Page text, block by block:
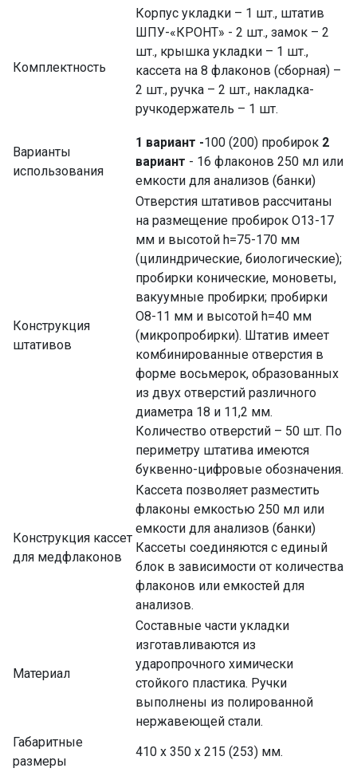
Комплектность
Корпус укладки – 1 шт., штатив
ШПУ-«КРОНТ» - 2 шт., замок – 2
шт., крышка укладки – 1 шт.,
кассета на 8 флаконов (сборная) –
2 шт., ручка – 2 шт., накладка-
ручкодержатель – 1 шт.
Варианты
использования
1 вариант -100 (200) пробирок 2
вариант - 16 флаконов 250 мл или
емкости для анализов (банки)
Конструкция
штативов
Отверстия штативов рассчитаны
на размещение пробирок O13-17
мм и высотой h=75-170 мм
(цилиндрические, биологические);
пробирки конические, моноветы,
вакуумные пробирки; пробирки
O8-11 мм и высотой h=40 мм
(микропробирки). Штатив имеет
комбинированные отверстия в
форме восьмерок, образованных
из двух отверстий различного
диаметра 18 и 11,2 мм.
Количество отверстий – 50 шт. По
периметру штатива имеются
буквенно-цифровые обозначения.
Конструкция кассет
для медфлаконов
Кассета позволяет разместить
флаконы емкостью 250 мл или
емкости для анализов (банки)
Кассеты соединяются с единый
блок в зависимости от количества
флаконов или емкостей для
анализов.
Материал
Составные части укладки
изготавливаются из
ударопрочного химически
стойкого пластика. Ручки
выполнены из полированной
нержавеющей стали.
Габаритные
размеры
410 х 350 х 215 (253) мм.